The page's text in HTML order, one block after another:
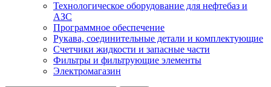
Технологическое оборудование для нефтебаз и
АЗС
Программное обеспечение
Рукава, соединительные детали и комплектующие
Счетчики жидкости и запасные части
Фильтры и фильтрующие элементы
Электромагазин